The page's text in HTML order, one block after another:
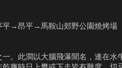
→昂平→馬鞍山郊野公園燒烤場
。此澗以大腦飛瀑聞名，連在水